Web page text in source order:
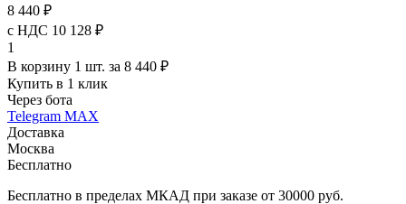
8 440 ₽
с НДС 10 128 ₽
1
В корзину 1 шт. за 8 440 ₽
Купить в 1 клик
Через бота
Telegram MAX
Доставка
Москва
Бесплатно
Бесплатно в пределах МКАД при заказе от 30000 руб.